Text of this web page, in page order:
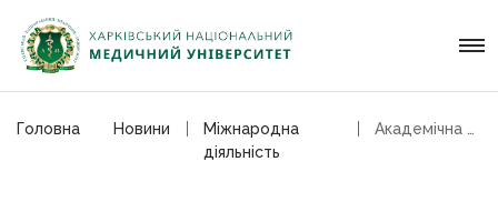
Головна Новини
Мiжнародна
дiяльнiсть